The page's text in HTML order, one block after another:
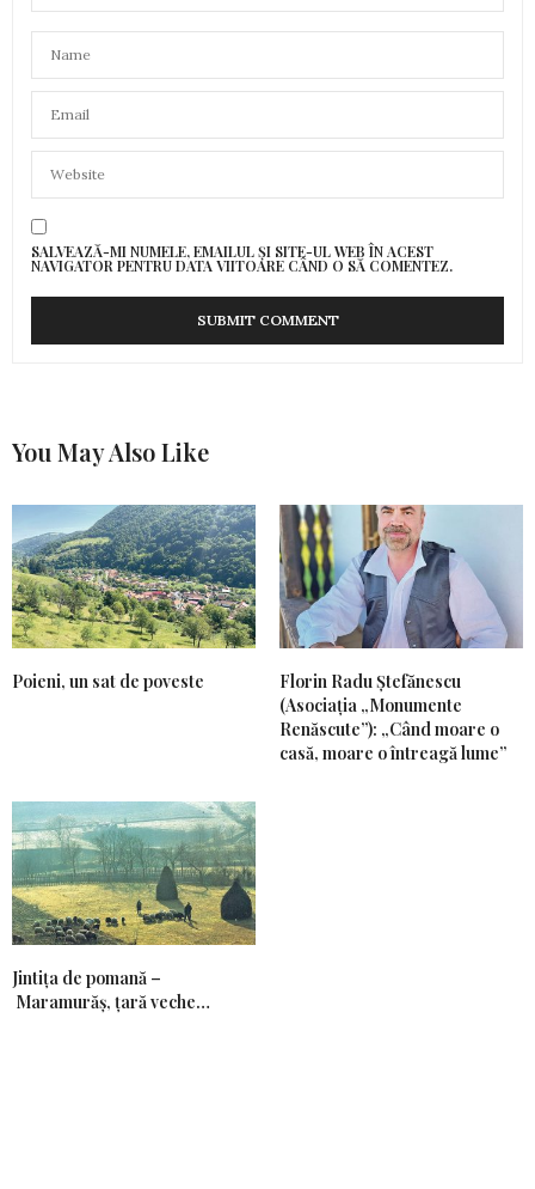
SALVEAZĂ-MI NUMELE, EMAILUL ȘI SITE-UL WEB ÎN ACEST
NAVIGATOR PENTRU DATA VIITOARE CÂND O SĂ COMENTEZ.
You May Also Like
Poieni, un sat de poveste
Florin Radu Ștefănescu
(Asociația „Monumente
Renăscute”): „Când moare o
casă, moare o întreagă lume”
Jintiţa de pomană –
Maramurăş, ţară veche…